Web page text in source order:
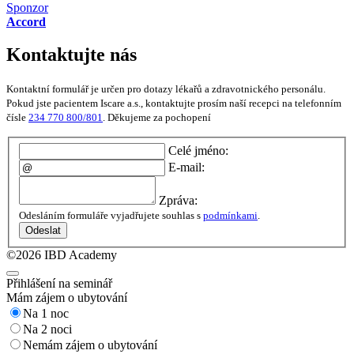
Sponzor
Accord
Kontaktujte nás
Kontaktní formulář je určen pro dotazy lékařů a zdravotnického personálu.
Pokud jste pacientem Iscare a.s., kontaktujte prosím naší recepci na telefonním
čísle 234 770 800/801. Děkujeme za pochopení
Celé jméno:
E-mail:
Zpráva:
Odesláním formuláře vyjadřujete souhlas s podmínkami
Odeslat
©2026 IBD Academy
Přihlášení na seminář
Mám zájem o ubytování
Na 1 noc
Na 2 noci
Nemám zájem o ubytování